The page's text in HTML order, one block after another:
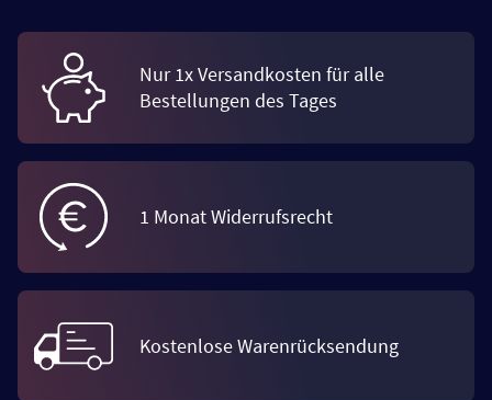
Nur 1x Versandkosten für alle
Bestellungen des Tages
1 Monat Widerrufsrecht
Kostenlose Warenrücksendung